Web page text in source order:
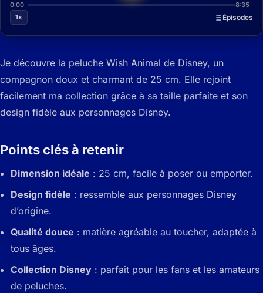
0:00
8:35
1x
Épisodes
Je découvre la peluche Wish Animal de Disney, un
compagnon doux et charmant de 25 cm. Elle rejoint
facilement ma collection grâce à sa taille parfaite et son
design fidèle aux personnages Disney.
Points clés à retenir
Dimension idéale : 25 cm, facile à poser ou emporter.
Design fidèle : ressemble aux personnages Disney
d’origine.
Qualité douce : matière agréable au toucher, adaptée à
tous âges.
Collection Disney : parfait pour les fans et les amateurs
de peluches.